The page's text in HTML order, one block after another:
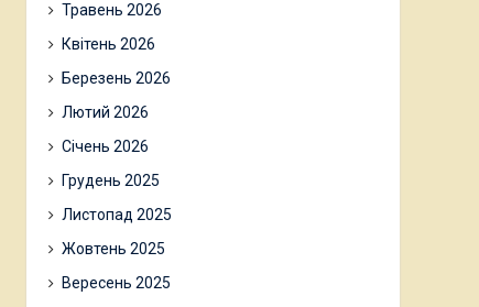
Травень 2026
Квітень 2026
Березень 2026
Лютий 2026
Січень 2026
Грудень 2025
Листопад 2025
Жовтень 2025
Вересень 2025